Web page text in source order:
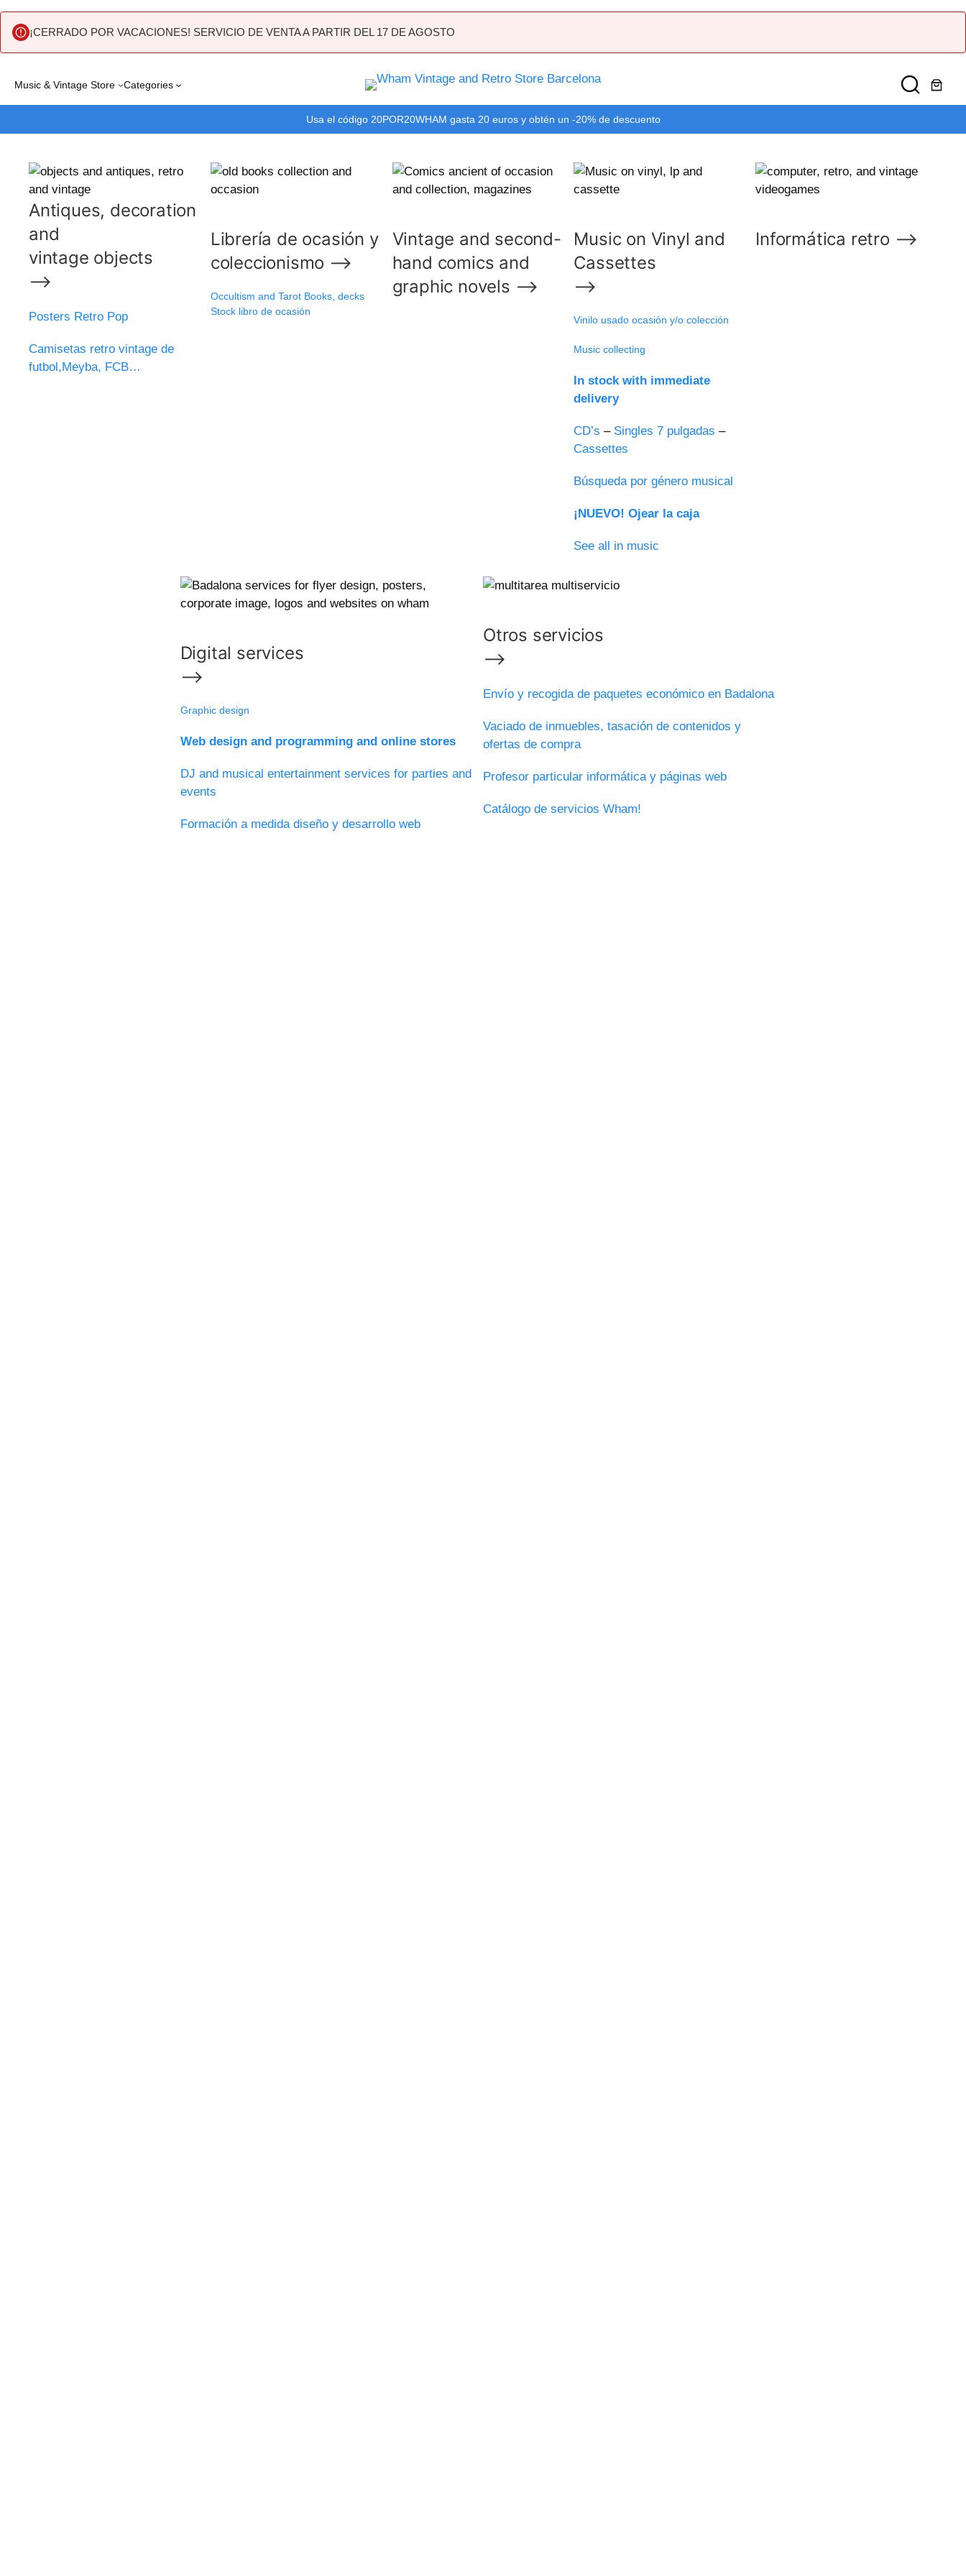
¡CERRADO POR VACACIONES! SERVICIO DE VENTA A PARTIR DEL 17 DE AGOSTO
content
Music & Vintage Store Categories
Usa el código 20POR20WHAM gasta 20 euros y obtén un -20% de descuento
Antiques, decoration
and
vintage objects
⟶
Posters Retro Pop
Camisetas retro vintage de
futbol,Meyba, FCB…
Librería de ocasión y
coleccionismo ⟶
Occultism and Tarot Books, decks
Stock libro de ocasión
Vintage and second-
hand comics and
graphic novels ⟶
Music on Vinyl and
Cassettes
⟶
Vinilo usado ocasión y/o colección
Music collecting
In stock with immediate
delivery
CD’s – Singles 7 pulgadas –
Cassettes
Búsqueda por género musical
¡NUEVO! Ojear la caja
See all in music
Informática retro ⟶
Digital services
⟶
Graphic design
Web design and programming and online stores
DJ and musical entertainment services for parties and
events
Formación a medida diseño y desarrollo web
Otros servicios
⟶
Envío y recogida de paquetes económico en Badalona
Vaciado de inmuebles, tasación de contenidos y
ofertas de compra
Profesor particular informática y páginas web
Catálogo de servicios Wham!